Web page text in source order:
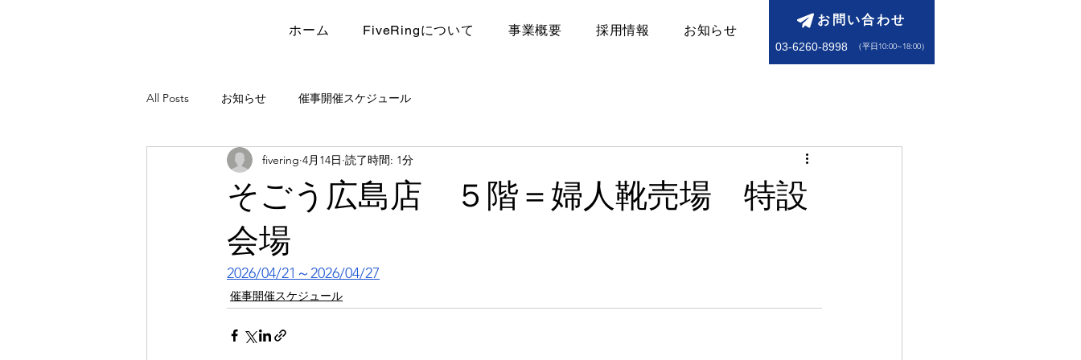
ホーム FiveRingについて ​事業概要 採用情報 お知らせ
お問い合わせ
03-6260-8998 ​（平日10:00~18:00）
All Posts お知らせ 催事開催スケジュール
そごう広島店 ５階＝婦人靴売場 特設
会場
fivering 4月14日 読了時間: 1分
2026/04/21～2026/04/27
催事開催スケジュール